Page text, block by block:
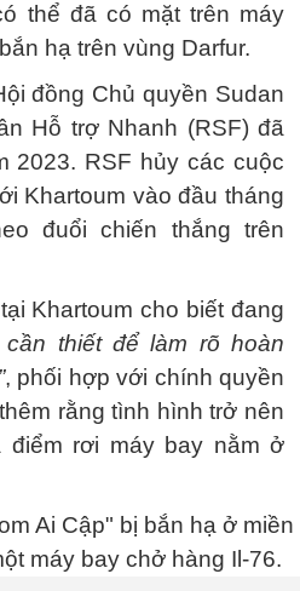
thể đã có mặt trên máy
hạ trên vùng Darfur.
đồng Chủ quyền Sudan
Hỗ trợ Nhanh (RSF) đã
2023. RSF hủy các cuộc
Khartoum vào đầu tháng
đuổi chiến thắng trên
Khartoum cho biết đang
cần thiết để làm rõ hoàn
, phối hợp với chính quyền
rằng tình hình trở nên
rơi máy bay nằm ở